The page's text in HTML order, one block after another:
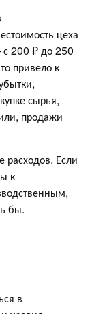
цеха
200 ₽ до 250
привело к
сырья,
продажи
Если
к
бы.
в